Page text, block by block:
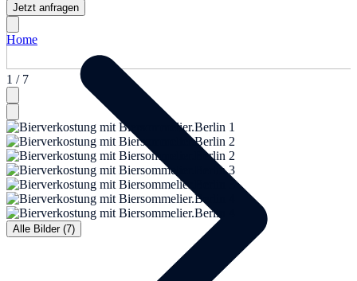
1 / 7
Alle Bilder (7)
Jetzt anfragen
Home